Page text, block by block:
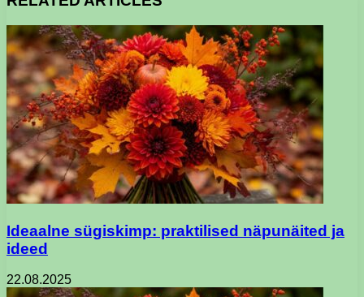
Ideaalne sügiskimp: praktilised näpunäited ja
ideed
22.08.2025